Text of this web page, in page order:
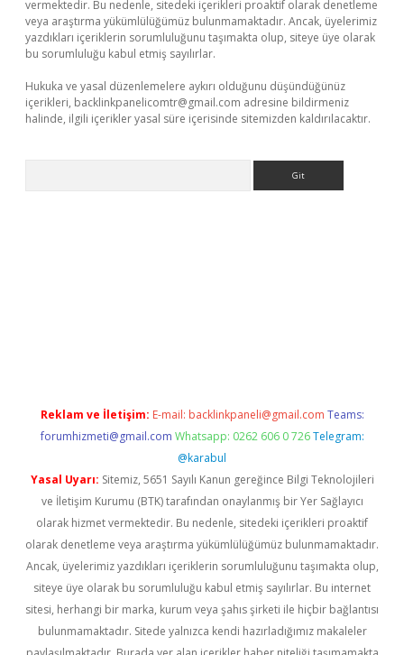
vermektedir. Bu nedenle, sitedeki içerikleri proaktif olarak denetleme
veya araştırma yükümlülüğümüz bulunmamaktadır. Ancak, üyelerimiz
yazdıkları içeriklerin sorumluluğunu taşımakta olup, siteye üye olarak
bu sorumluluğu kabul etmiş sayılırlar.
Hukuka ve yasal düzenlemelere aykırı olduğunu düşündüğünüz
içerikleri, backlinkpanelicomtr@gmail.com adresine bildirmeniz
halinde, ilgili içerikler yasal süre içerisinde sitemizden kaldırılacaktır.
Reklam ve İletişim: E-mail: backlinkpaneli@gmail.com Teams:
forumhizmeti@gmail.com Whatsapp: 0262 606 0 726 Telegram:
@karabul
Yasal Uyarı: Sitemiz, 5651 Sayılı Kanun gereğince Bilgi Teknolojileri
ve İletişim Kurumu (BTK) tarafından onaylanmış bir Yer Sağlayıcı
olarak hizmet vermektedir. Bu nedenle, sitedeki içerikleri proaktif
olarak denetleme veya araştırma yükümlülüğümüz bulunmamaktadır.
Ancak, üyelerimiz yazdıkları içeriklerin sorumluluğunu taşımakta olup,
siteye üye olarak bu sorumluluğu kabul etmiş sayılırlar. Bu internet
sitesi, herhangi bir marka, kurum veya şahıs şirketi ile hiçbir bağlantısı
bulunmamaktadır. Sitede yalnızca kendi hazırladığımız makaleler